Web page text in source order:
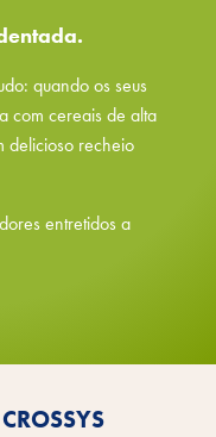
quando os seus
com cereais de alta
delicioso recheio
entretidos a